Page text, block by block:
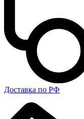
Доставка по РФ